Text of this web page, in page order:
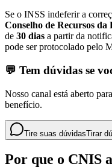
Se o INSS indeferir a
Conselho de Recursos
de 30 dias a partir da
pode ser protocolado pelo
💬 Tem dúvidas se
Nosso canal está aberto
benefício.
Tire suas dúvidasTirar
Por que o CNIS